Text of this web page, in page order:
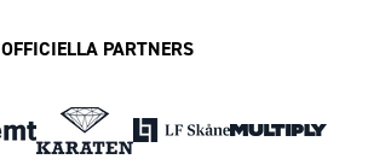
OFFICIELLA PARTNERS